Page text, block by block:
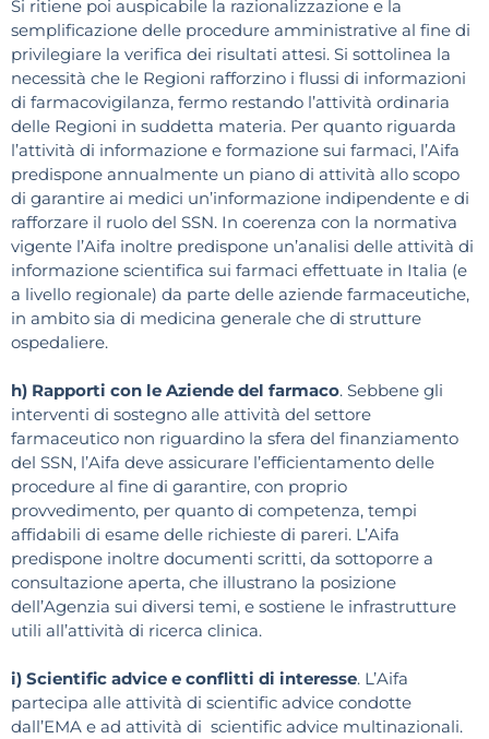
Si ritiene poi auspicabile la razionalizzazione e la
semplificazione delle procedure amministrative al fine di
privilegiare la verifica dei risultati attesi. Si sottolinea la
necessità che le Regioni rafforzino i flussi di informazioni
di farmacovigilanza, fermo restando l’attività ordinaria
delle Regioni in suddetta materia. Per quanto riguarda
l’attività di informazione e formazione sui farmaci, l’Aifa
predispone annualmente un piano di attività allo scopo
di garantire ai medici un’informazione indipendente e di
rafforzare il ruolo del SSN. In coerenza con la normativa
vigente l’Aifa inoltre predispone un’analisi delle attività di
informazione scientifica sui farmaci effettuate in Italia (e
a livello regionale) da parte delle aziende farmaceutiche,
in ambito sia di medicina generale che di strutture
ospedaliere.
h) Rapporti con le Aziende del farmaco. Sebbene gli
interventi di sostegno alle attività del settore
farmaceutico non riguardino la sfera del finanziamento
del SSN, l’Aifa deve assicurare l’efficientamento delle
procedure al fine di garantire, con proprio
provvedimento, per quanto di competenza, tempi
affidabili di esame delle richieste di pareri. L’Aifa
predispone inoltre documenti scritti, da sottoporre a
consultazione aperta, che illustrano la posizione
dell’Agenzia sui diversi temi, e sostiene le infrastrutture
utili all’attività di ricerca clinica.
i) Scientific advice e conflitti di interesse. L’Aifa
partecipa alle attività di scientific advice condotte
dall’EMA e ad attività di scientific advice multinazionali.